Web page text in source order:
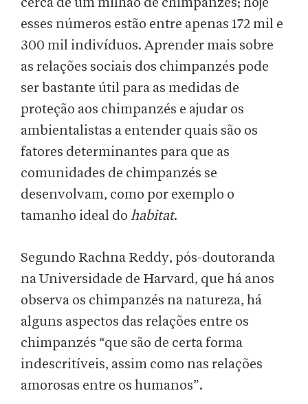
cerca de um milhão de chimpanzés; hoje
esses números estão entre apenas 172 mil e
300 mil indivíduos. Aprender mais sobre
as relações sociais dos chimpanzés pode
ser bastante útil para as medidas de
proteção aos chimpanzés e ajudar os
ambientalistas a entender quais são os
fatores determinantes para que as
comunidades de chimpanzés se
desenvolvam, como por exemplo o
tamanho ideal do habitat.
Segundo Rachna Reddy, pós-doutoranda
na Universidade de Harvard, que há anos
observa os chimpanzés na natureza, há
alguns aspectos das relações entre os
chimpanzés “que são de certa forma
indescritíveis, assim como nas relações
amorosas entre os humanos”.